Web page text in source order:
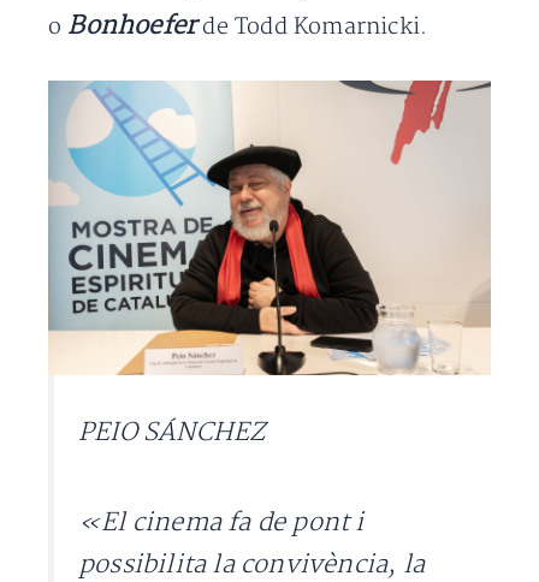
o Bonhoeferde Todd Komarnicki.
PEIO SÁNCHEZ
«El cinema fa de pont i
possibilita la convivència, la